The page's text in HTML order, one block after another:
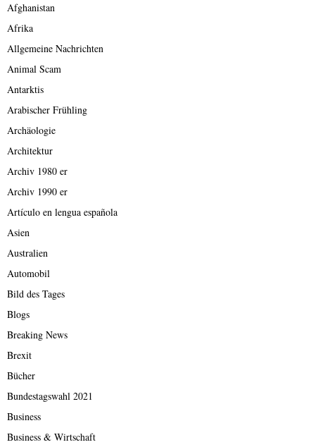
Afghanistan
Afrika
Allgemeine Nachrichten
Animal Scam
Antarktis
Arabischer Frühling
Archäologie
Architektur
Archiv 1980 er
Archiv 1990 er
Artículo en lengua española
Asien
Australien
Automobil
Bild des Tages
Blogs
Breaking News
Brexit
Bücher
Bundestagswahl 2021
Business
Business & Wirtschaft